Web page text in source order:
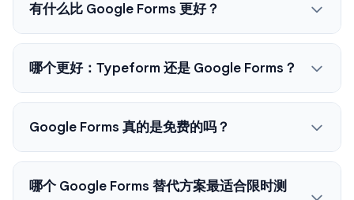
有什么比 Google Forms 更好？
哪个更好：Typeform 还是 Google Forms？
Google Forms 真的是免费的吗？
哪个 Google Forms 替代方案最适合限时测